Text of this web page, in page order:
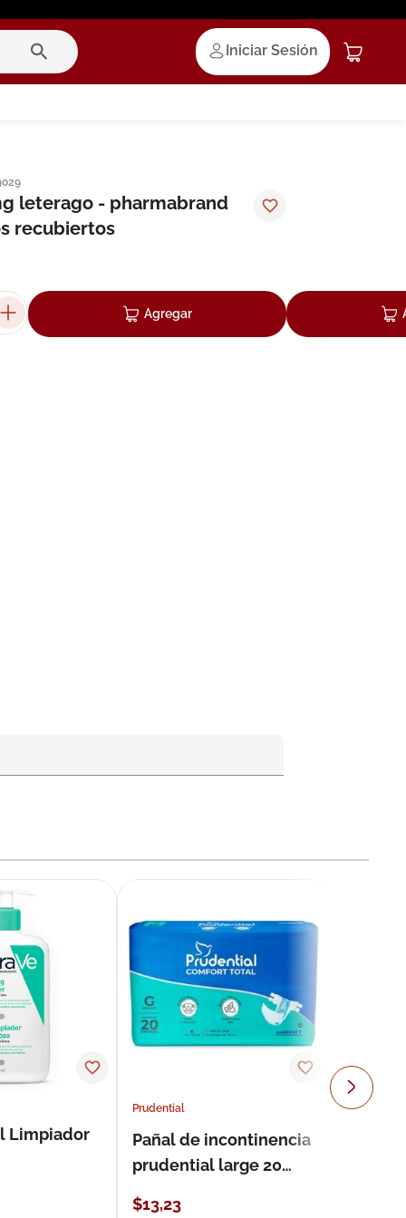
Iniciar Sesión
leterago - pharmabrand
recubiertos
Agregar
Limpiador
Prudential
Pañal de incontinencia
prudential large 20
$13,23